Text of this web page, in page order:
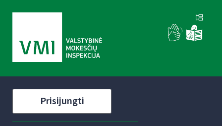
Prisijungti